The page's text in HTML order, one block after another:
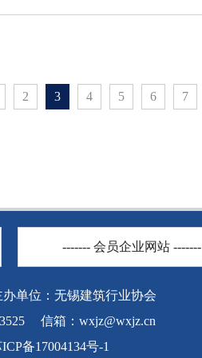
2 3 4 5 6 7
------- 会员企业网站 -------
单位：无锡建筑行业协会
信箱： wxjz@wxjz.cn
备17004134号-1